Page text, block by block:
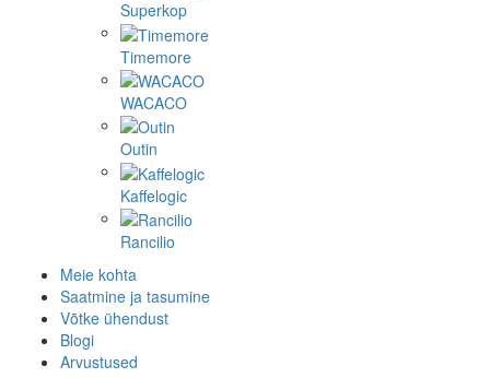
Superkop
Timemore
WACACO
Outin
Kaffelogic
Rancilio
Meie kohta
Saatmine ja tasumine
Võtke ühendust
Blogi
Arvustused